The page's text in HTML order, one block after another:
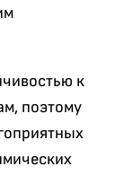
к
поэтому